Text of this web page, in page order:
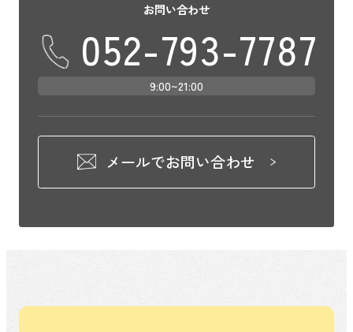
お問い合わせ
052-793-7787
9:00~21:00
メールでお問い合わせ